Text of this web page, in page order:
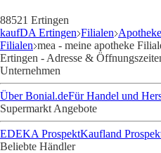
88521 Ertingen
kaufDA Ertingen Filialen
Filialen mea - meine apotheke
Ertingen - Adresse &
Unternehmen
Über Bonial.deFür Handel und
Supermarkt Angebote
EDEKA ProspektKaufland
Beliebte Händler